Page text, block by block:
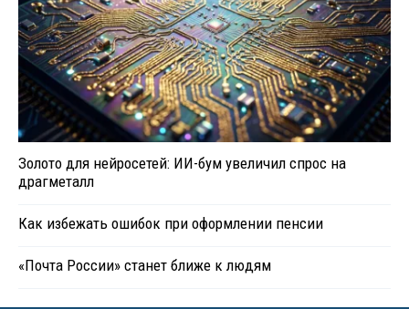
Золото для нейросетей: ИИ-бум увеличил спрос на
драгметалл
Как избежать ошибок при оформлении пенсии
«Почта России» станет ближе к людям